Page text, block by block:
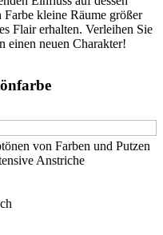
kleine Räume größer
Flair erhalten. Verleihen Sie
einen neuen Charakter!
im Namen und für RG der
von Farben und Putzen
Anstriche